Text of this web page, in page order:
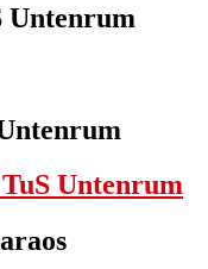
Untenrum
TuS Untenrum